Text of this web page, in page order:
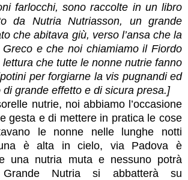
farlocchi, sono raccolte in un libro
da Nutria Nutriasson, un grande
che abitava giù, verso l’ansa che la
e che noi chiamiamo il Fiordo
che tutte le nonne nutrie fanno
per forgiarne la vis pugnandi ed
grande effetto e di sicura presa.]
nutrie, noi abbiamo l’occasione
gesta e di mettere in pratica le cose
le nonne nelle lunghe notti
è alta in cielo, via Padova è
una nutria muta e nessuno potrà
Nutria si abbatterà su